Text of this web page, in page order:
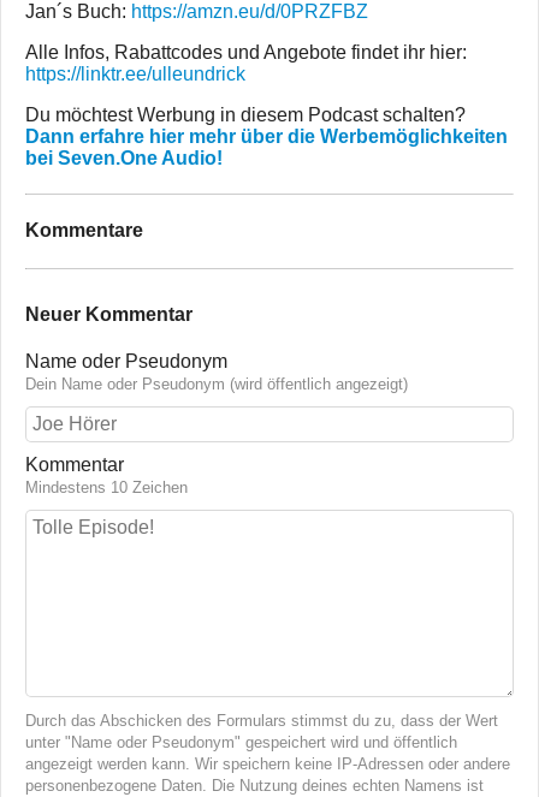
Jan´s Buch: https://amzn.eu/d/0PRZFBZ
Alle Infos, Rabattcodes und Angebote findet ihr hier:
https://linktr.ee/ulleundrick
Du möchtest Werbung in diesem Podcast schalten?
Dann erfahre hier mehr über die Werbemöglichkeiten
bei Seven.One Audio!
Kommentare
Neuer Kommentar
Name oder Pseudonym
Dein Name oder Pseudonym (wird öffentlich angezeigt)
Kommentar
Mindestens 10 Zeichen
Durch das Abschicken des Formulars stimmst du zu, dass der Wert
unter "Name oder Pseudonym" gespeichert wird und öffentlich
angezeigt werden kann. Wir speichern keine IP-Adressen oder andere
personenbezogene Daten. Die Nutzung deines echten Namens ist